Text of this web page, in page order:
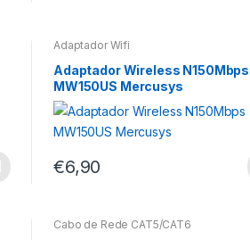
Adaptador Wifi
Adaptador Wireless N150Mbps
MW150US Mercusys
€6,90
Cabo de Rede CAT5/CAT6